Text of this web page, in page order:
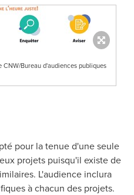
CNW/Bureau d'audiences publiques
pour la tenue d'une seule
projets puisqu'il existe de
L'audience inclura
à chacun des projets.